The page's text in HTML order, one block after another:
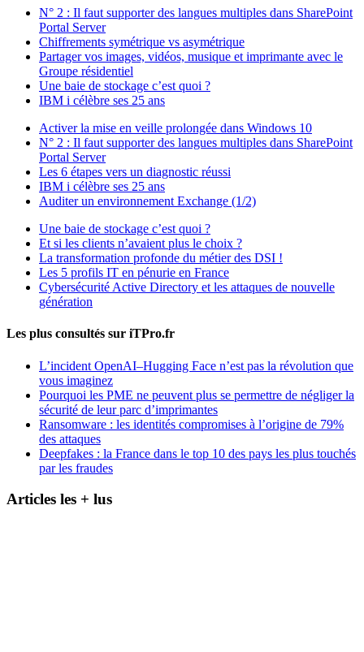
N° 2 : Il faut supporter des langues multiples dans SharePoint
Portal Server
Chiffrements symétrique vs asymétrique
Partager vos images, vidéos, musique et imprimante avec le
Groupe résidentiel
Une baie de stockage c’est quoi ?
IBM i célèbre ses 25 ans
Activer la mise en veille prolongée dans Windows 10
N° 2 : Il faut supporter des langues multiples dans SharePoint
Portal Server
Les 6 étapes vers un diagnostic réussi
IBM i célèbre ses 25 ans
Auditer un environnement Exchange (1/2)
Une baie de stockage c’est quoi ?
Et si les clients n’avaient plus le choix ?
La transformation profonde du métier des DSI !
Les 5 profils IT en pénurie en France
Cybersécurité Active Directory et les attaques de nouvelle
génération
Les plus consultés sur iTPro.fr
L’incident OpenAI–Hugging Face n’est pas la révolution que
vous imaginez
Pourquoi les PME ne peuvent plus se permettre de négliger la
sécurité de leur parc d’imprimantes
Ransomware : les identités compromises à l’origine de 79%
des attaques
Deepfakes : la France dans le top 10 des pays les plus touchés
par les fraudes
Articles les + lus